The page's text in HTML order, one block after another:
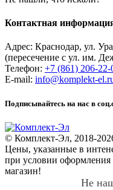
важны точность, простота
функциональность, лучшее
Почему
Эл»?
Магазин предлагает более
электротоваров. Для оптовых
индивидуальную сниженную
Доставка заказов
Также вы можете лично
Краснодаре. В другие регионы
транспортных компаний.
Контактная
Адрес: Краснодар, ул.
(пересечение с ул. им.
Телефон: +7 (861) 206-22-
E-mail: info@komplekt-
Подписывайтесь на нас в
© Комплект-Эл, 2018-
Цены, указанные в
при условии
магазин!
Не